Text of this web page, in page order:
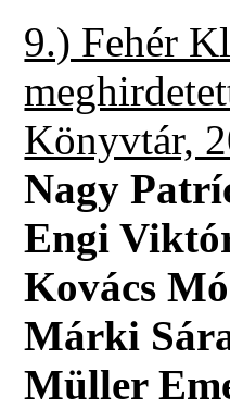
9.) Fehér
Könyvtár,
Nagy
Engi
Kovács
Márki
Müller